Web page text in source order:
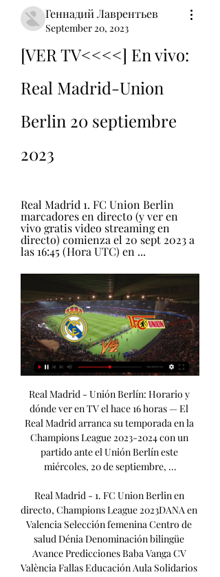
Геннадий Лаврентьев
September 20, 2023
[VER TV<<<<] En vivo:
Real Madrid-Union
Berlin 20 septiembre
2023
Real Madrid 1. FC Union Berlin
marcadores en directo (y ver en
vivo gratis video streaming en
directo) comienza el 20 sept 2023 a
las 16:45 (Hora UTC) en ...
Real Madrid - Unión Berlín: Horario y dónde ver en TV el hace 16 horas — El Real Madrid arranca su temporada en la Champions League 2023-2024 con un partido ante el Unión Berlín este miércoles, 20 de septiembre, ...

Real Madrid - 1. FC Union Berlin en directo, Champions League 2023DANA en Valencia Selección femenina Centro de salud Dénia Denominación bilingüe Avance Predicciones Baba Vanga CV València Fallas Educación Aula Solidarios 150 Aniversario Levante-EMV Comarcas L'Horta Camp de Túria Camp de Morvedre La Ribera La Safor La Marina Costera, Vall y Canal Interior Castelló Economía El Mercantil Valenciano Activos Innovadores Empleo Vivienda Puerto Cerámica Empresas y RSC Finanzas personales Opinión Isabel Olmos Alfons Garcia Joan Carles Martí Juan José Millás Jose Luis Villacañas Las viñetas de Ortifus Caso Abierto Tribunales Investigación Violencia machista Desaparecidos Delitos informáticos Deportes Neomotor Valencia CF Levante UD Valencia BC Carreras populares Pilota MotoGP F1 Cultura Ocio y planes abril Posdata Urban Panorama Libros Teatro Cine TV Toros Diseño Sociedad Más Noticias Nacional Internacional Salud Gente Vida y Estilo Elecciones generales EN VALENCIÀ La Paraula del dia Gramàtica Zero Pren la paraula, per Josep Lacreu Cuadernos UE Levante TV Multimedia Galería de Vídeos Galerías de fotos Clasificados Empleo Valencia Vivienda Valencia Alquiler Valencia Coches de ocasión Servicios Kiosco Digital Lo último Municipios Tiempo Sorteos Heráldica Esquelas Newsletter Hemeroteca Tags Lotería Navidad 2022 Síguenos en redes sociales: C. 

Real Madrid vs Unión Berlín, En Vivo, Champions League hace 35 minutos — Entérate aquí todo sobre el Real Madrid vs. Unión Berlín por la fecha 1 del grupo C de la Champions League 2023/24.

Uruguay: 621 SD y 1621 HD (DirecTV). Colombia: 621 SD y 1621 HD (DirecTV), 483 SD y 884 HD (Movistar TV), 511 SD y 1511 HD (Claro TV, cable), 510 SD y 540 HD (Claro TV, satélite). Chile: 621 SD y 1621 HD (DirecTV), 480 SD y 884 HD (Movistar TV), 174 SD y 474 HD (Claro TV); 49 (Santiago), 53 (Valparaíso), 55 (Concepción) y 841 HD (VTR). Ecuador: 621 SD y 1621 HD (DirecTV), 200 SD y 730 HD (Grupo TV Cable), 302 SD y 703 HD (CNT). Bolivia: 54 (Cotas), 508 SD y 701 HD (Tigo), 40 (Entel), 105 y 507 SD y 508 HD (Inter Satelital). 

O líneas móviles. Opciones diversas, para que cada cual decida la que es su favorita. Orange TVContratar Orange TV es otra fantástica vía para toda aquella persona que desee ver la Liga de Campeones, pero también LaLiga española, la Segunda División, la UEFA Europa League y otras competiciones. Esto es porque Movistar+ no puede tener los derechos en exclusiva, por lo que debe compartirlos con otras plataformas. Streaming: Dónde ver y cómo contratarMovistar +En España, la UEFA Champions League se puede seguir por cualquier aparato que disponga de acceso a Internet. Algo que es posible gracias a la aplicación oficial de Movistar+, así como por medio de la propia web de la plataforma. 

[ESPN] ¿A qué hora juegan Real Madrid vs. Unión Berlín hace 3 horas — Unión Berlín: ¿en qué canal ver? El canal que transmitirá el Real Madrid vs. Unión Berlín por el grupo C de la Champions League será ESPN y la ...

Real Madrid vs Unión Berlín en Televisión hace 8 horas — En España, el Madrd-Unión Berlín será televisado en directo el miércoles de septiembre a las 21:00 horas​ por los canales Movistar Plus+, M+ ...

Pronóstico Real Madrid vs Union Berlín de Champions hace 3 horas — Tras completar un inicio perfecto en Liga, el Real Madrid quiere trasladar su buen momento a la Liga de Campeones. El debutante Union Berlín ...

Real Madrid - 1. FC Union Berlin en directo hace 5 horas — Partido en directo de Real Madrid - 1. FC Union Berlin en Champions League 2023. Sigue el minuto a minuto y resultado del enfrentamiento.

Real Madrid-Union Berlin Real Madrid - Union Berlin: todas las novedades del partido de Fase de grupos de la UEFA Champions League, incluyendo estadísticas, estados de forma, ...

Real Madrid - Union Berlin Partidos relacionados hace 5 horas — Sigue toda la acción de Fútbol esta temporada. Encuentra partidos relacionados con Real Madrid - Union Berlin y recibe novedades de ...

Ver EN VIVO y en DIRECTO ONLINE por Movistar el Real Madrid vs. Unión Berlín, de la Champions League 2023-2024: dónde ver, TV, canal y Streaming | Goal. com EspanaLos Merengues comienzan la búsqueda de su quinceava Copa de Europa. El Real Madrid vuelve a escena en la Champions League. En el arranque de la fase de grupos del torneo, se enfrentarán al Unión Berlín, en un duelo que no pinta nada sencillo para los Madrileños, debido a que los alemanes han sido una de las grandes revelaciones en la Bundesliga en los últimos años. 

Real Madrid – Unión Berlín: Marcador en vivo, últimas Partido Real Madrid vs Unión Berlín - UEFA Liga de Campeones (9/20/2023): Marcador en vivo, retransmisión, estadísticas y resultados directos en ...

En vivo Real Madrid vs Union Berlin minuto a En vivo Real Madrid vs Union Berlin vea el minuto a minuto del partido Real Madrid vs Union Berlin de la Champions League. Goles, alineaciones y resumen del ...

Real Madrid vs Unión Berlín, por la primera fecha de hace 7 horas — El equipo de Carlo Ancelotti debuta en la competición con un duelo frente a una de las revelaciones de la Bundesliga en la temporada pasada.

Real Madrid Vs Union Berlin: Resultados en vivo Real Madrid vs Union Berlin (20/09/2023) - Champions League- Estadio Santiago Bernabéu. La más completa previa del partido esta en 365Scores.

[ESPN, EN VIVO] Real Madrid vs. Unión Berlín: ¿a qué hora se enfrentan por la Champions League? Sigue AQUÍ el duelo Real Madrid vs. Unión Berlín ONLINE GRATIS este miércoles 20 de setiembre por la fecha 1 de la fase de grupos de la UEFA Champions League 2023-24. Únete al canal de Whatsapp de La República VER AQUÍ Real Madrid vs. Unión Berlín EN VIVO y EN DIRECTO | Ambos equipos se enfrentan este miércoles 20 de setiembre por la primera jornada del grupo C de la Champions League 2023-24. El encuentro está programado para las 11. 45 a. 

Real Madrid - Unión Berlín | Champions League Jornada 1 hace 4 horas — Web Oficial con noticias, fotos, videos y el directo del partido de Champions League del Real Madrid - Unión Berlín el 20 septiembre 2023.

Cómo y dónde ver la Champions League en vivo en Argentina, Colombia, Ecuador, Uruguay, Venezuela, Chile, Bolivia, Paraguay, Perú y Latinoamérica LALIGA La temporada 2023/24 podrás ver la Champions League a través de Star+. Star+ es un servicio de streaming de entretenimiento general y deportes lanzado en 2021 en América Latina, y complementario pero independiente del servicio Disney+ en esta región. El servicio es el hogar del estreno exclusivo de series de televisión y películas de entretenimiento general de los estudios de contenido de The Walt Disney Company, incluidos Disney Television Studios, FX, 20th Century Studios, Star Original Productions, National Geographic Original Productions y más, así como el servicio de streaming de deportes en vivo de ESPN, la marca más respetada y reconocida para fans del deporte en la región. 

Real Madrid - Unión Berlín de la Champions League hace 1 día — Jornada 1 de la ; UEFA Champions League 2023 - 2024, el ; Real Madrid y el ; Unión Berlín se enfrentarán en el ; Santiago Bernabéu.

Unión Berlín por ESPN? Perú: 504 SD y 740 HD (Movistar TV, cable), 483 SD y 884 HD (Movistar TV satelital), 621 SD y 1621 HD (DirecTV), 65 SD y 523 HD (Claro TV, cable), 36 SD y 1711 HD (Claro TV, satélite). Argentina: 621 SD y 1621 HD (DirecTV), 22 analógico y 103 Digital/HD (Cablevisión), 104 Digital y 1009 HD (Telecentro), 24 SD y 154 HD (Antina), 14 analógico, 102 Digital y 1000 HD (Supercanal). 

Champions League 2023/24: ¿A qué hora y cuándo es hace 2 días — Champions League 2023/24: ¿A qué hora y cuándo es Real Madrid vs Unión Berlín? Dónde ver y alineaciones ; Uno de los favoritos debuta en su ...

Foto: Real Madrid Real Madrid vs. Unión Berlín: ¿en qué canal ver? El canal que transmitirá el Real Madrid vs. Unión Berlín por el grupo C de la Champions League será ESPN y la plataforma streaming de Star Plus. Unión Berlín: alemanes ya están en EspañaEste martes 19 de setiembre, Unión Berlín llegó a territorio español y, en horas de la tarde, reconoció el campo del Santiago Bernabéu. Todo va quedando listo para el partido del miércoles 20 de setiembre. Video: UBerlín Real Madrid vs. Unión Berlín: ¿a qué hora ver? El choque entre Real Madrid vs. Unión Berlín EN VIVO se jugará a partir de las 11. 

Real Madrid vs Unión Berlín de Champions League en vivo: fecha, hora, canal, TV y dónde ver online la fase de grupos de la Liga de Campeones en Argentina, Colombia, Ecuador, Uruguay, Venezuela, Chile, Bolivia, Paraguay, Perú y Latinoamérica | DAZN News MXEl Real Madrid recibe al Unión Berlín en el estadio Santiago Bernabéu en la primera jornada del grupo C de la Liga de Campeones 2023/2024. El equipo de Carlo Ancelotti sigue contando sus encuentros por victorias tras vencer en LALIGA a la Real Sociedad (2-1). 

Unión Berlín? ¿Dónde ver en directo el Real Madrid vs. Unión Berlín? TV y canal: Dónde ver y cómo contratar los canales de televisiónAl igual que ha pasado en estas últimas campaña, la Liga de Campeones es una competición que es exclusivamente de pago en España. En ese sentido, el torneo se podrá ver de manera única en Movistar Liga de Campeones y todas sus vertientes. Servicios, con todo y con eso, que no son gratuitos y tienen coste, pero que te contamos a continuación cómo se pueden contratar:Movistar +Movistar+ tiene muchas opciones distintas de contratar los paquetes Fusión que existen. Eso quiere decir que se pueden ver las cadenas de televisión, con un paquete que, además, incluya la opción de contratar fibra óptica en el domicilio. 

Los de Carlo Ancelotti llegan en buen estado de forma al duelo. Son primeros en la clasificación de LaLiga tras haber vencido todos sus encuentros, el último gracias a una r